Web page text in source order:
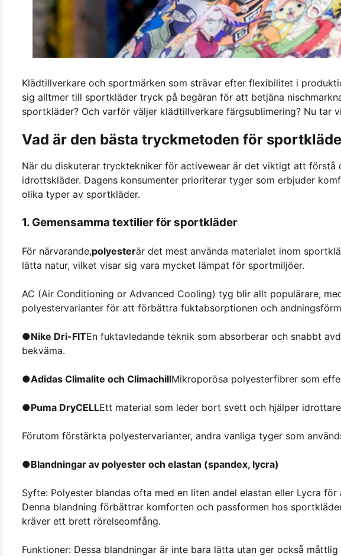
Klädtillverkare och sportmärken som strävar efter flexibilitet i
sig alltmer till sportkläder tryck på begäran för att betjäna
sportkläder? Och varför väljer klädtillverkare färgsublimering? Nu tar
Vad är den bästa tryckmetoden för
När du diskuterar trycktekniker för activewear är det viktigt att förstå
idrottskläder. Dagens konsumenter prioriterar tyger som erbjuder
olika typer av sportkläder.
1. Gemensamma textilier för sportkläder
För närvarande,polyesterär det mest använda materialet inom
lätta natur, vilket visar sig vara mycket lämpat för sportmiljöer.
AC (Air Conditioning or Advanced Cooling) tyg blir allt populärare,
polyestervarianter för att förbättra fuktabsorptionen och
●Nike Dri-FITEn fuktavledande teknik som absorberar och snabbt
bekväma.
●Adidas Climalite och ClimachillMikroporösa polyesterfibrer som
●Puma DryCELLEtt material som leder bort svett och hjälper
Förutom förstärkta polyestervarianter, andra vanliga tyger som
●Blandningar av polyester och elastan (spandex, lycra)
Syfte: Polyester blandas ofta med en liten andel elastan eller Lycra
Denna blandning förbättrar komforten och passformen hos
kräver ett brett rörelseomfång.
Funktioner: Dessa blandningar är inte bara lätta utan ger också